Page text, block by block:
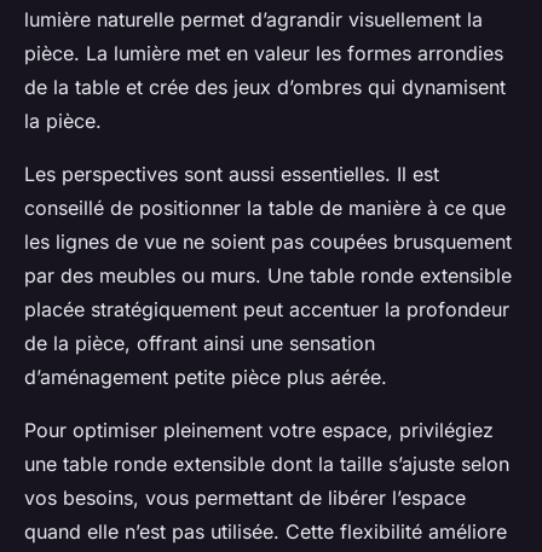
lumière naturelle permet d’agrandir visuellement la
pièce. La lumière met en valeur les formes arrondies
de la table et crée des jeux d’ombres qui dynamisent
la pièce.
Les perspectives sont aussi essentielles. Il est
conseillé de positionner la table de manière à ce que
les lignes de vue ne soient pas coupées brusquement
par des meubles ou murs. Une table ronde extensible
placée stratégiquement peut accentuer la profondeur
de la pièce, offrant ainsi une sensation
d’aménagement petite pièce plus aérée.
Pour optimiser pleinement votre espace, privilégiez
une table ronde extensible dont la taille s’ajuste selon
vos besoins, vous permettant de libérer l’espace
quand elle n’est pas utilisée. Cette flexibilité améliore